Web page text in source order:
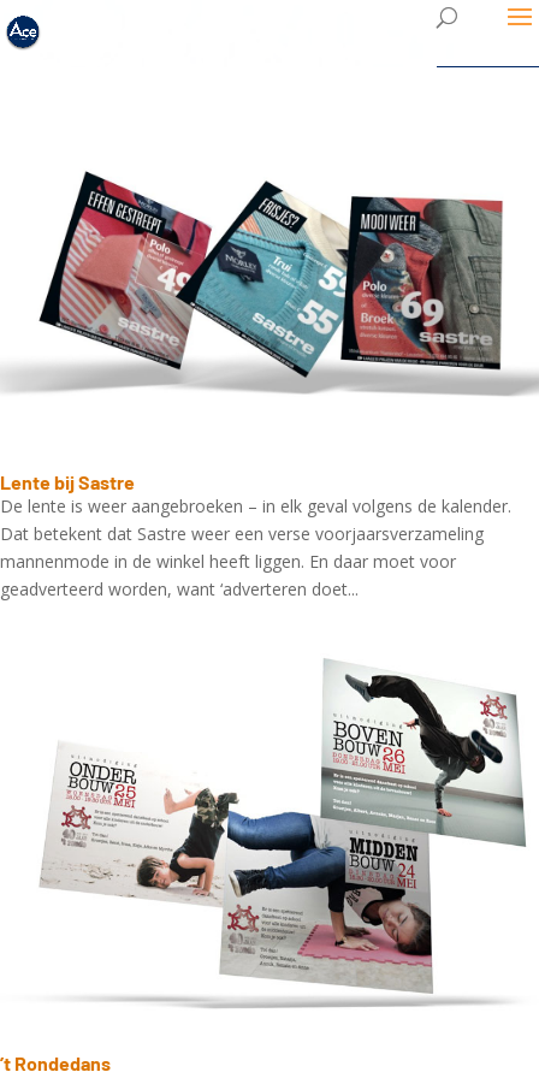
Lente bij Sastre
De lente is weer aangebroeken – in elk geval volgens de kalender.
Dat betekent dat Sastre weer een verse voorjaarsverzameling
mannenmode in de winkel heeft liggen. En daar moet voor
geadverteerd worden, want ‘adverteren doet...
’t Rondedans